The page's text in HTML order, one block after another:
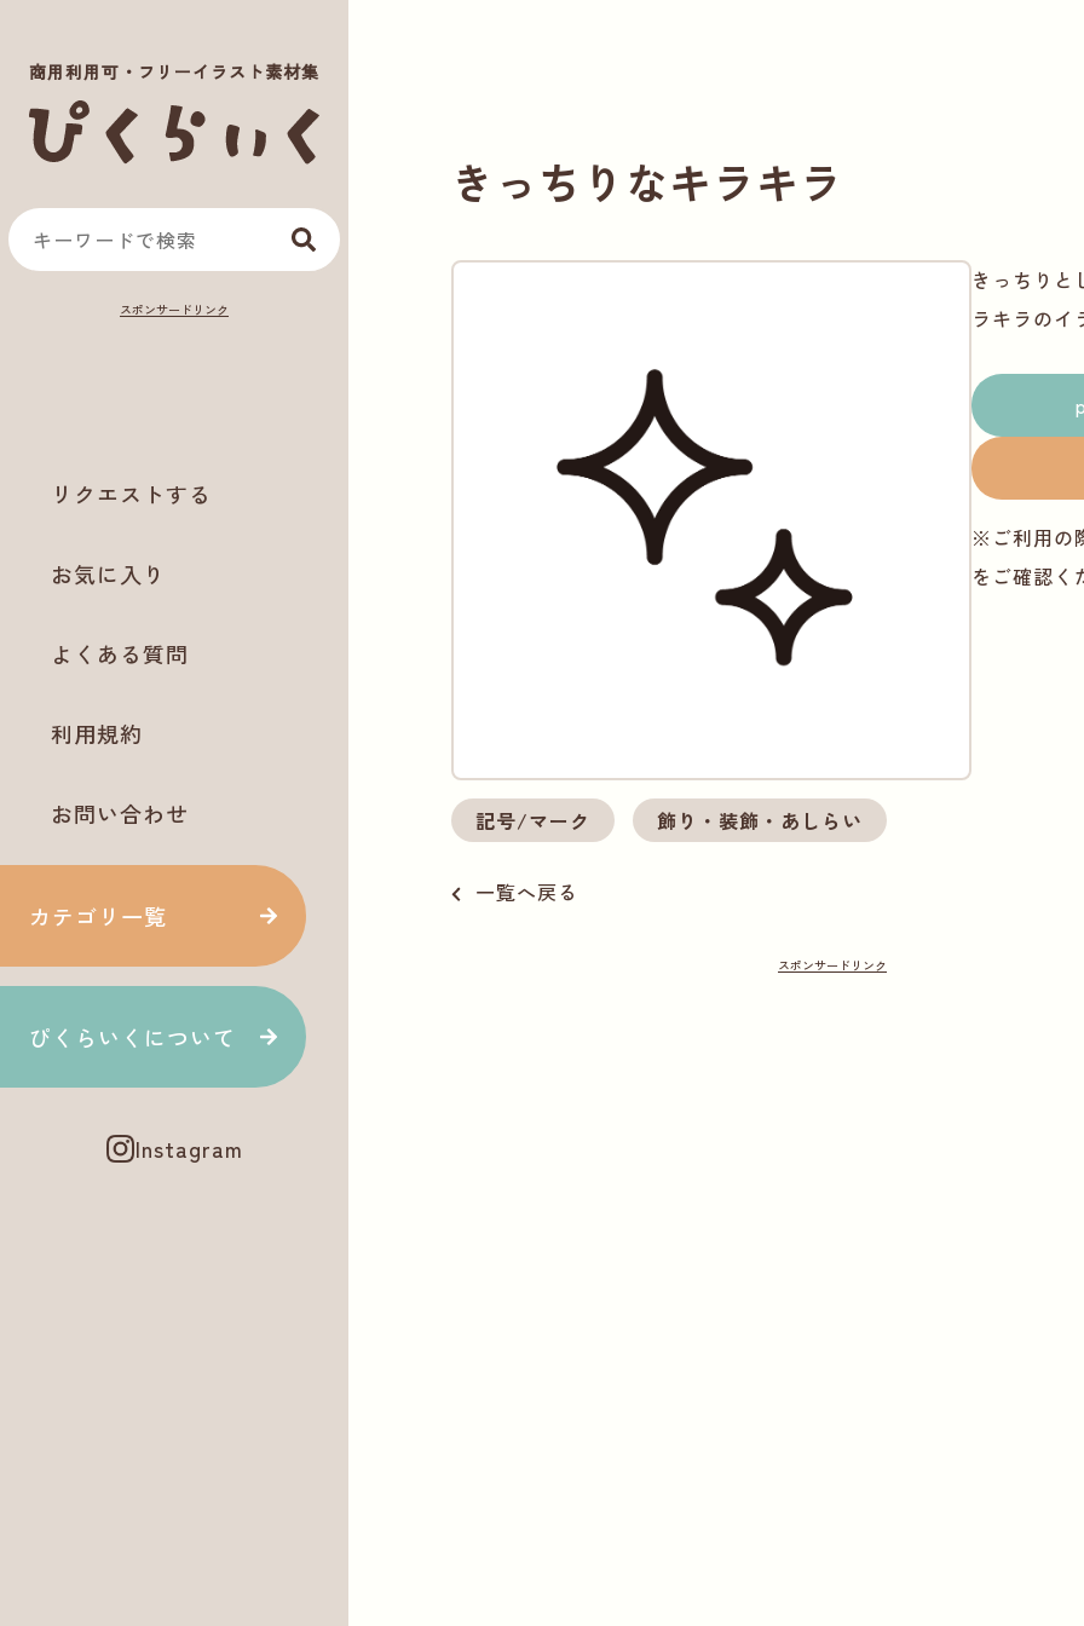
商用利用可・フリーイラスト素材集
リクエストする
お気に入り
よくある質問
利用規約
お問い合わせ
カテゴリ一覧
ぴくらいくについて
Instagram
きっちりなキラキラ
記号/マーク 飾り・装飾・あしらい
きっちりと
ラキラのイ
※ご利用の
をご確認く
一覧へ戻る